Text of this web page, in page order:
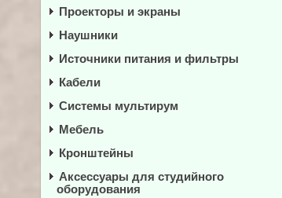
Проекторы и экраны
Наушники
Источники питания и фильтры
Кабели
Системы мультирум
Мебель
Кронштейны
Аксессуары для студийного
оборудования